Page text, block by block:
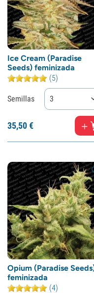
Ice Cream (Paradise
Seeds) feminizada
(5)
Semillas 3
35,50€
Opium (Paradise
feminizada
(4)